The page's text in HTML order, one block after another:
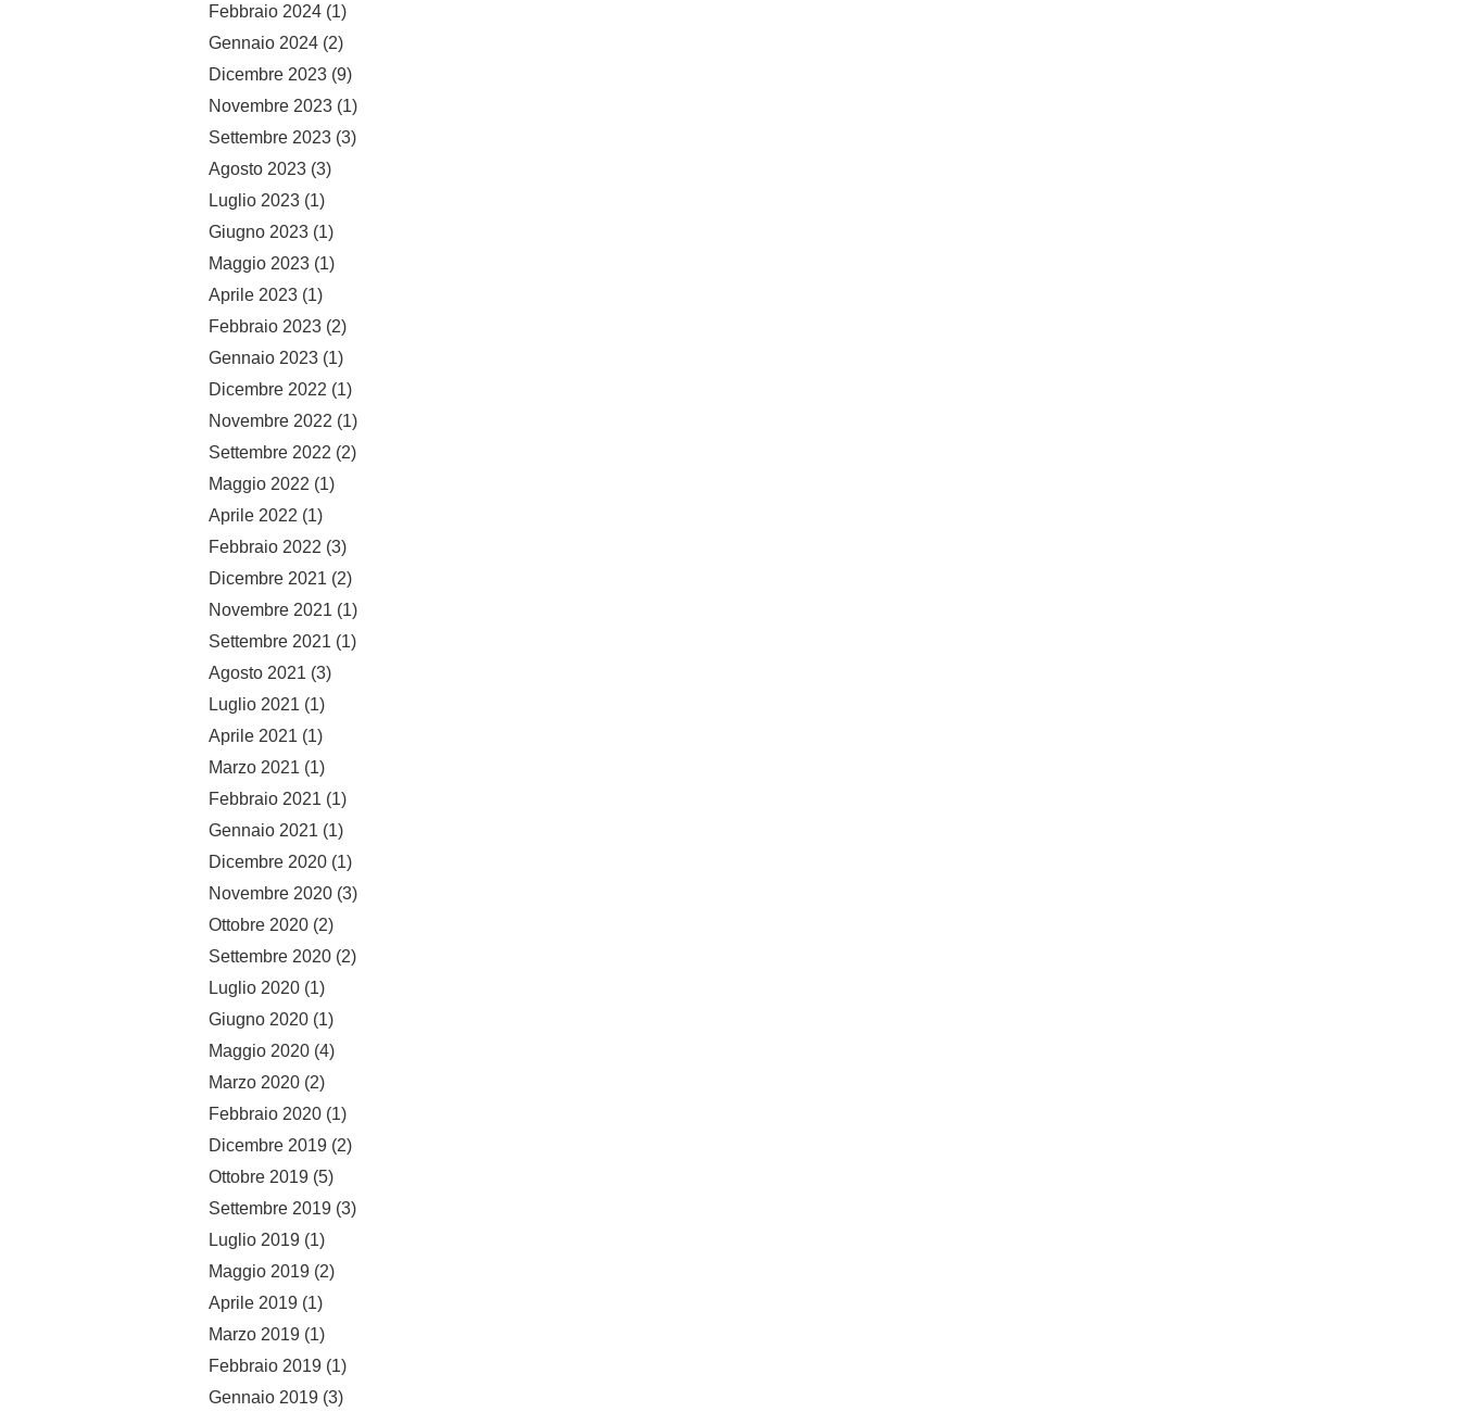
Febbraio 2024 (1)
Gennaio 2024 (2)
Dicembre 2023 (9)
Novembre 2023 (1)
Settembre 2023 (3)
Agosto 2023 (3)
Luglio 2023 (1)
Giugno 2023 (1)
Maggio 2023 (1)
Aprile 2023 (1)
Febbraio 2023 (2)
Gennaio 2023 (1)
Dicembre 2022 (1)
Novembre 2022 (1)
Settembre 2022 (2)
Maggio 2022 (1)
Aprile 2022 (1)
Febbraio 2022 (3)
Dicembre 2021 (2)
Novembre 2021 (1)
Settembre 2021 (1)
Agosto 2021 (3)
Luglio 2021 (1)
Aprile 2021 (1)
Marzo 2021 (1)
Febbraio 2021 (1)
Gennaio 2021 (1)
Dicembre 2020 (1)
Novembre 2020 (3)
Ottobre 2020 (2)
Settembre 2020 (2)
Luglio 2020 (1)
Giugno 2020 (1)
Maggio 2020 (4)
Marzo 2020 (2)
Febbraio 2020 (1)
Dicembre 2019 (2)
Ottobre 2019 (5)
Settembre 2019 (3)
Luglio 2019 (1)
Maggio 2019 (2)
Aprile 2019 (1)
Marzo 2019 (1)
Febbraio 2019 (1)
Gennaio 2019 (3)